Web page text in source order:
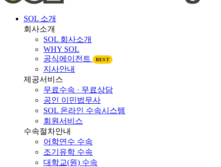
회사소개
SOL 회사소개
WHY SOL
공식에이전트
지사안내
제공서비스
무료수속 · 무료상담
공인 이민법무사
SOL 온라인 수속시스템
회원서비스
수속절차안내
어학연수 수속
조기유학 수속
대학교(원) 수속
조기유학